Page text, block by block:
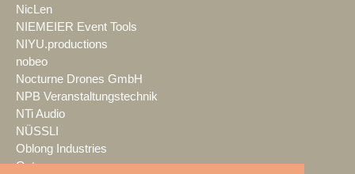
NicLen
NIEMEIER Event Tools
NIYU.productions
nobeo
Nocturne Drones GmbH
NPB Veranstaltungstechnik
NTi Audio
NÜSSLI
Oblong Industries
Octopus